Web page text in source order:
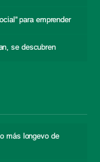
para emprender
se descubren
más longevo de